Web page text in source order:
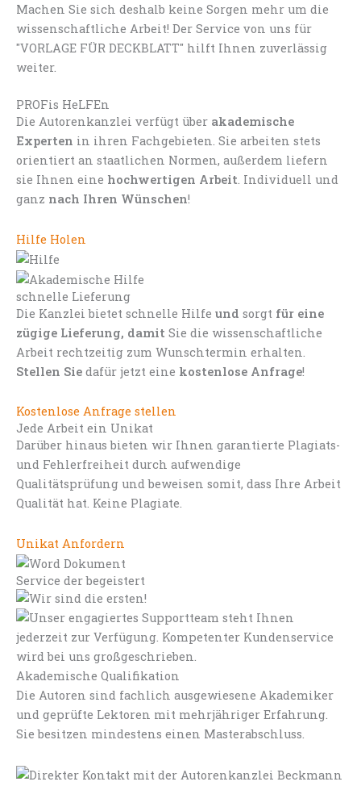
Machen Sie sich deshalb keine Sorgen mehr um die
wissenschaftliche Arbeit! Der Service von uns für
"VORLAGE FÜR DECKBLATT" hilft Ihnen zuverlässig
weiter.
PROFis HeLFEn
Die Autorenkanzlei verfügt über akademische
Experten in ihren Fachgebieten. Sie arbeiten stets
orientiert an staatlichen Normen, außerdem liefern
sie Ihnen eine hochwertigen Arbeit. Individuell und
ganz nach Ihren Wünschen!
Hilfe Holen
schnelle Lieferung
Die Kanzlei bietet schnelle Hilfe und sorgt für eine
zügige Lieferung, damit Sie die wissenschaftliche
Arbeit rechtzeitig zum Wunschtermin erhalten.
Stellen Sie dafür jetzt eine kostenlose Anfrage!
Kostenlose Anfrage stellen
Jede Arbeit ein Unikat
Darüber hinaus bieten wir Ihnen garantierte Plagiats-
und Fehlerfreiheit durch aufwendige
Qualitätsprüfung und beweisen somit, dass Ihre Arbeit
Qualität hat. Keine Plagiate.
Unikat Anfordern
Service der begeistert
Akademische Qualifikation
Die Autoren sind fachlich ausgewiesene Akademiker
und geprüfte Lektoren mit mehrjähriger Erfahrung.
Sie besitzen mindestens einen Masterabschluss.